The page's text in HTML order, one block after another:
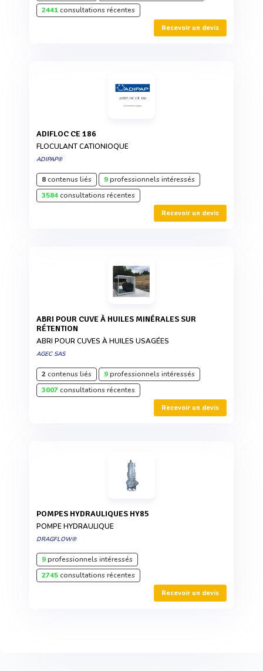
2441consultations récentes
Recevoir un devis
ADIFLOC CE 186
FLOCULANT CATIONIOQUE
ADIPAP®
8contenus liés 9professionnels intéressés
3584consultations récentes
Recevoir un devis
ABRI POUR CUVE À HUILES MINÉRALES SUR
RÉTENTION
ABRI POUR CUVES À HUILES USAGÉES
AGEC SAS
2contenus liés 9professionnels intéressés
3007consultations récentes
Recevoir un devis
POMPES HYDRAULIQUES HY85
POMPE HYDRAULIQUE
DRAGFLOW®
9professionnels intéressés
2745consultations récentes
Recevoir un devis